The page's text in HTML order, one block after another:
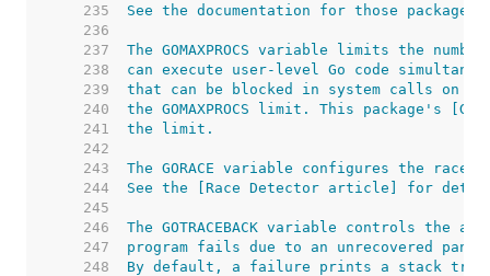
   235
   236
   237
   238
   239
   240
   241
   242
   243
   244
   245
   246
   247
   248